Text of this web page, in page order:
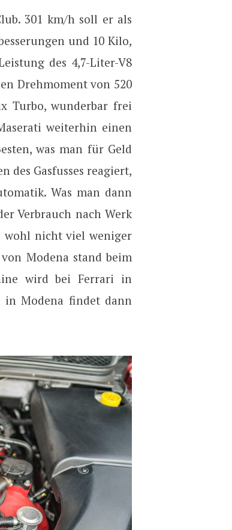
301 km/h soll er als
und 10 Kilo,
des 4,7-Liter-V8
Drehmoment von 520
Turbo, wunderbar frei
weiterhin einen
was man für Geld
des Gasfusses reagiert,
Was man dann
Verbrauch nach Werk
wohl nicht viel weniger
Modena stand beim
wird bei Ferrari in
in Modena findet dann